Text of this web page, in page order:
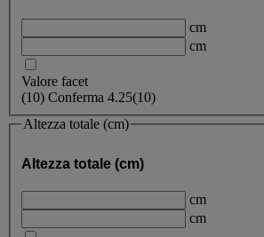
cm
cm
Valore facet
(10) Conferma 4.25(10)
Altezza totale (cm)
Altezza totale (cm)
cm
cm